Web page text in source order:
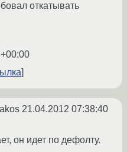
откатывать
21.04.2012 07:38:40
он идет по дефолту.